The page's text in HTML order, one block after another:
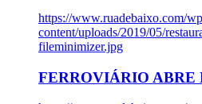
https://www.ruadebaixo.com/
content/uploads/2019/05/
fileminimizer.jpg
FERROVIÁRIO ABRE